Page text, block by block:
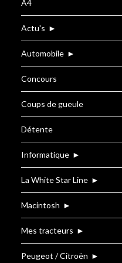
A4
Actu's ►
Automobile ►
Concours
Coups de gueule
Détente
Informatique ►
La White Star Line ►
Macintosh ►
Mes tracteurs ►
Peugeot / Citroën ►